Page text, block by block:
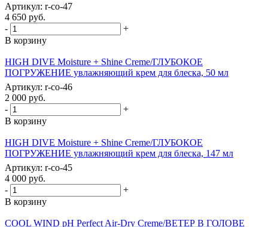
Артикул: r-co-47
4 650 руб.
-
+
В корзину
HIGH DIVE Moisture + Shine Сreme/ГЛУБОКОЕ
ПОГРУЖЕНИЕ увлажняющий крем для блеска, 50 мл
Артикул: r-co-46
2 000 руб.
-
+
В корзину
HIGH DIVE Moisture + Shine Сreme/ГЛУБОКОЕ
ПОГРУЖЕНИЕ увлажняющий крем для блеска, 147 мл
Артикул: r-co-45
4 000 руб.
-
+
В корзину
COOL WIND pH Perfect Air-Dry Creme/ВЕТЕР В ГОЛОВЕ